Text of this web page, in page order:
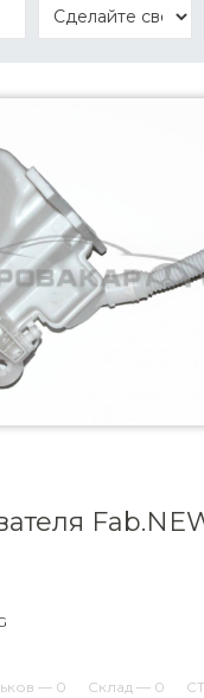
— 0 Склад — 0